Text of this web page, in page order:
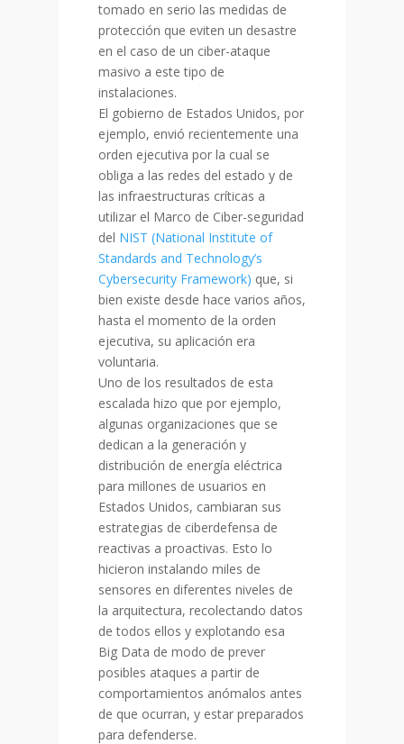
tomado en serio las medidas de
protección que eviten un desastre
en el caso de un ciber-ataque
masivo a este tipo de
instalaciones.
El gobierno de Estados Unidos, por
ejemplo, envió recientemente una
orden ejecutiva por la cual se
obliga a las redes del estado y de
las infraestructuras críticas a
utilizar el Marco de Ciber-seguridad
del NIST (National Institute of
Standards and Technology’s
Cybersecurity Framework) que, si
bien existe desde hace varios años,
hasta el momento de la orden
ejecutiva, su aplicación era
voluntaria.
Uno de los resultados de esta
escalada hizo que por ejemplo,
algunas organizaciones que se
dedican a la generación y
distribución de energía eléctrica
para millones de usuarios en
Estados Unidos, cambiaran sus
estrategias de ciberdefensa de
reactivas a proactivas. Esto lo
hicieron instalando miles de
sensores en diferentes niveles de
la arquitectura, recolectando datos
de todos ellos y explotando esa
Big Data de modo de prever
posibles ataques a partir de
comportamientos anómalos antes
de que ocurran, y estar preparados
para defenderse.